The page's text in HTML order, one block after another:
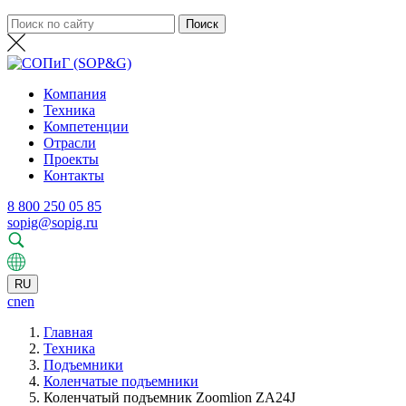
Компания
Техника
Компетенции
Отрасли
Проекты
Контакты
8 800 250 05 85
sopig@sopig.ru
RU
cnen
Главная
Техника
Подъемники
Коленчатые подъемники
Коленчатый подъемник Zoomlion ZA24J